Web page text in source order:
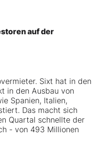
auf der
Sixt hat in den
in den Ausbau von
Spanien, Italien,
Das macht sich
Quartal schnellte der
- von 493 Millionen